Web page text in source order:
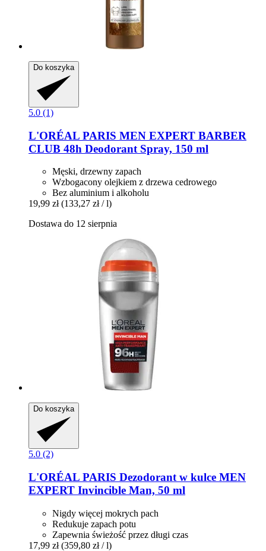
Do koszyka
5.0 (1)
L'ORÉAL PARIS MEN EXPERT BARBER
CLUB 48h Deodorant Spray, 150 ml
Męski, drzewny zapach
Wzbogacony olejkiem z drzewa cedrowego
Bez aluminium i alkoholu
19,99 zł (133,27 zł / l)
Dostawa do 12 sierpnia
Do koszyka
5.0 (2)
L'ORÉAL PARIS Dezodorant w kulce MEN
EXPERT Invincible Man, 50 ml
Nigdy więcej mokrych pach
Redukuje zapach potu
Zapewnia świeżość przez długi czas
17,99 zł (359,80 zł / l)